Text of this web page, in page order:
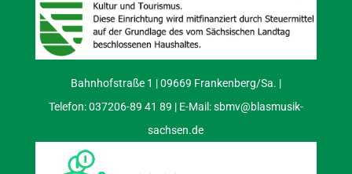
Bahnhofstraße 1 | 09669 Frankenberg/Sa. |
Telefon: 037206-89 41 89 | E-Mail:sbmv@blasmusik-
sachsen.de